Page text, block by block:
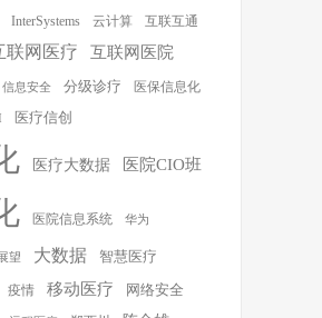
InterSystems 云计算 互联互通
联网医疗 互联网医院
信息安全 分级诊疗 医保信息化
医疗信创
医疗大数据 医院CIO班
医院信息系统 华为
望 大数据 智慧医疗
疫情 移动医疗
网络安全